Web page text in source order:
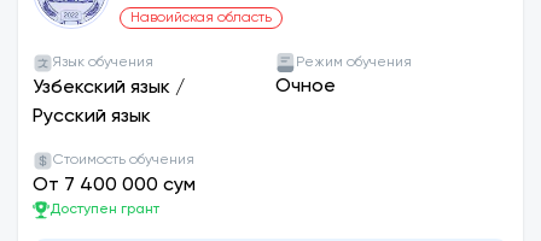
технологический университет
Навоийская область
Язык обучения
Узбекский язык /
Русский язык
Режим обучения
Очное
Стоимость обучения
От 7 400 000 сум
Доступен грант